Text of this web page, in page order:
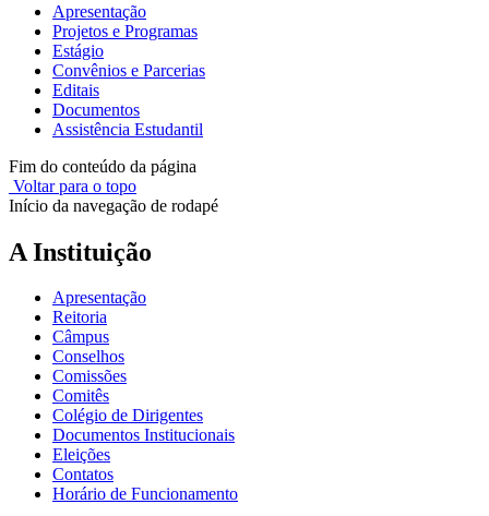
Apresentação
Projetos e Programas
Estágio
Convênios e Parcerias
Editais
Documentos
Assistência Estudantil
Fim do conteúdo da página
Voltar para o topo
Início da navegação de rodapé
A Instituição
Apresentação
Reitoria
Câmpus
Conselhos
Comissões
Comitês
Colégio de Dirigentes
Documentos Institucionais
Eleições
Contatos
Horário de Funcionamento